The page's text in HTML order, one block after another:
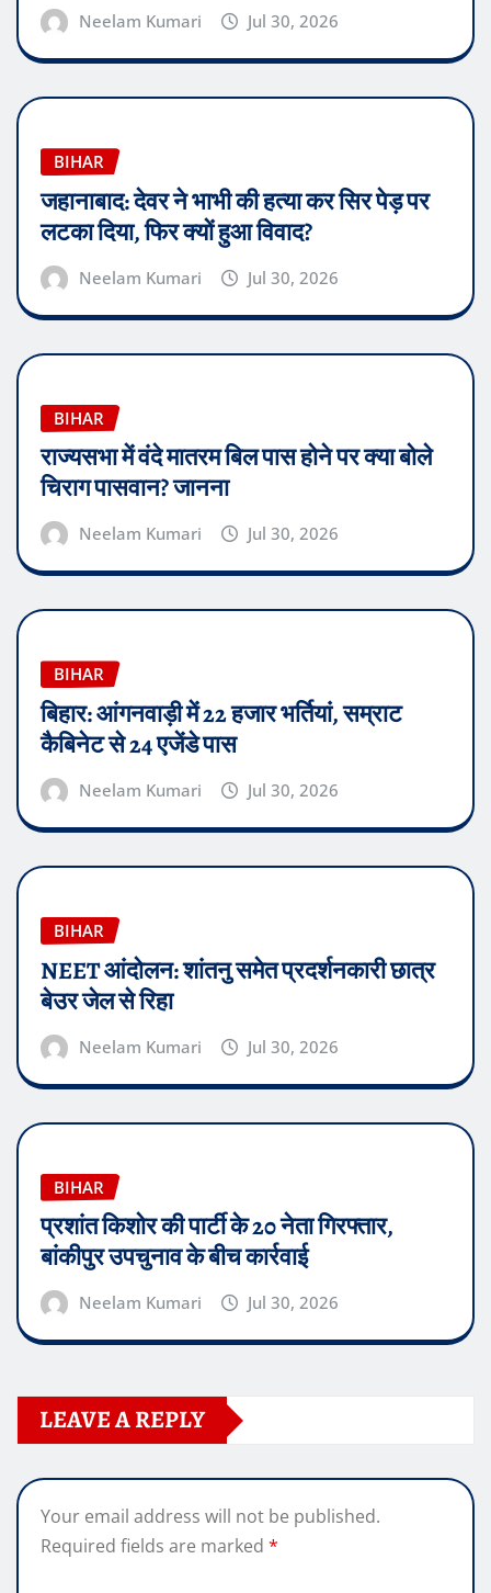
Neelam Kumari Jul 30, 2026
BIHAR
जहानाबाद: देवर ने भाभी की हत्या कर सिर पेड़ पर
लटका दिया, फिर क्यों हुआ विवाद?
Neelam Kumari Jul 30, 2026
BIHAR
राज्यसभा में वंदे मातरम बिल पास होने पर क्या बोले
चिराग पासवान? जानना
Neelam Kumari Jul 30, 2026
BIHAR
बिहार: आंगनवाड़ी में 22 हजार भर्तियां, सम्राट
कैबिनेट से 24 एजेंडे पास
Neelam Kumari Jul 30, 2026
BIHAR
NEET आंदोलन: शांतनु समेत प्रदर्शनकारी छात्र
बेउर जेल से रिहा
Neelam Kumari Jul 30, 2026
BIHAR
प्रशांत किशोर की पार्टी के 20 नेता गिरफ्तार,
बांकीपुर उपचुनाव के बीच कार्रवाई
Neelam Kumari Jul 30, 2026
LEAVE A REPLY
Your email address will not be published.
Required fields are marked *